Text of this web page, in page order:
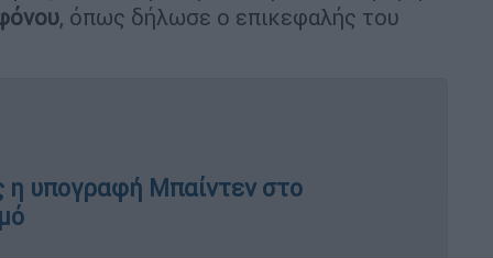
, όπως δήλωσε ο επικεφαλής του
η υπογραφή Μπαίντεν στο